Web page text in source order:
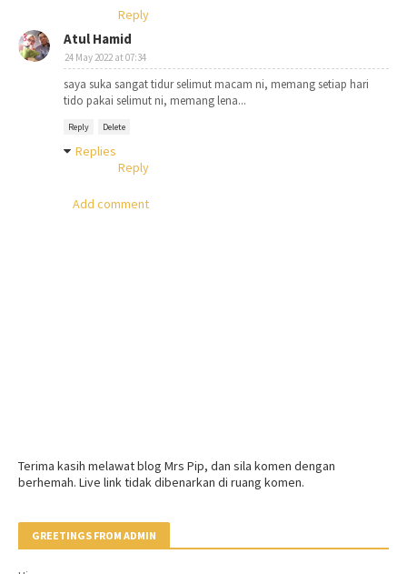
Reply
Atul Hamid
24 May 2022 at 07:34
saya suka sangat tidur selimut macam ni, memang setiap hari
tido pakai selimut ni, memang lena...
Reply Delete
Replies
Reply
Add comment
Terima kasih melawat blog Mrs Pip, dan sila komen dengan
berhemah. Live link tidak dibenarkan di ruang komen.
GREETINGS FROM ADMIN